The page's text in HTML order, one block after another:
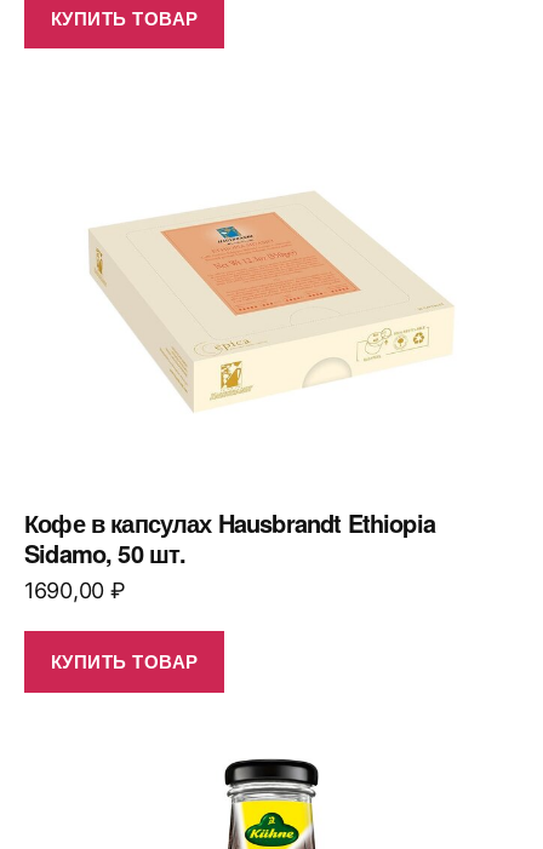
КУПИТЬ ТОВАР
Кофе в капсулах Hausbrandt Ethiopia
Sidamo, 50 шт.
1690,00 ₽
КУПИТЬ ТОВАР